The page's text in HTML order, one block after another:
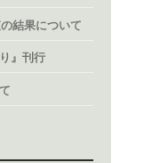
結果について
』刊行